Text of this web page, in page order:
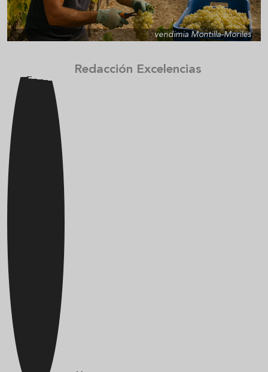
vendimia Montilla-Moriles
Redacción Excelencias